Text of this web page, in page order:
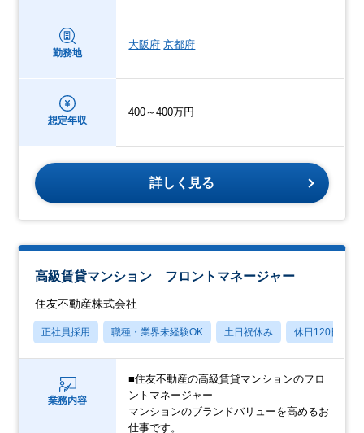
勤務地
大阪府 京都府
想定年収
400～400万円
詳しく見る
高級賃貸マンション フロントマネージャー
住友不動産株式会社
正社員採用 職種・業界未経験OK 土日祝休み 休日120日以上
業務内容
■住友不動産の⾼級賃貸マンションのフロ
ントマネージャー
マンションのブランドバリューを⾼めるお
仕事です。